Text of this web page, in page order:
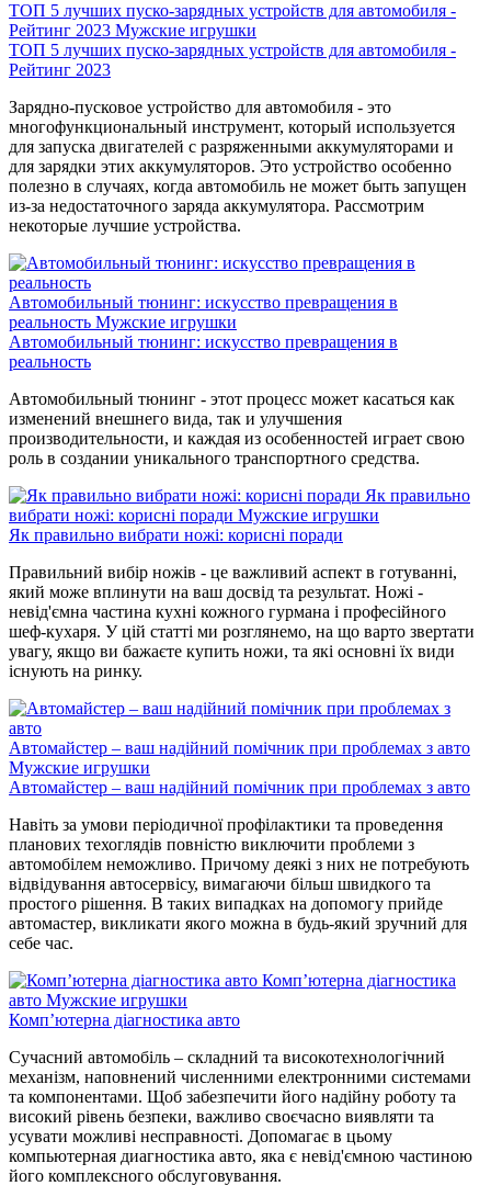
ТОП 5 лучших пуско-зарядных устройств для автомобиля -
Рейтинг 2023 Мужские игрушки
ТОП 5 лучших пуско-зарядных устройств для автомобиля -
Рейтинг 2023
Зарядно-пусковое устройство для автомобиля - это
многофункциональный инструмент, который используется
для запуска двигателей с разряженными аккумуляторами и
для зарядки этих аккумуляторов. Это устройство особенно
полезно в случаях, когда автомобиль не может быть запущен
из-за недостаточного заряда аккумулятора. Рассмотрим
некоторые лучшие устройства.
Автомобильный тюнинг: искусство превращения в
реальность Мужские игрушки
Автомобильный тюнинг: искусство превращения в
реальность
Автомобильный тюнинг - этот процесс может касаться как
изменений внешнего вида, так и улучшения
производительности, и каждая из особенностей играет свою
роль в создании уникального транспортного средства.
Як правильно
вибрати ножі: корисні поради Мужские игрушки
Як правильно вибрати ножі: корисні поради
Правильний вибір ножів - це важливий аспект в готуванні,
який може вплинути на ваш досвід та результат. Ножі -
невід'ємна частина кухні кожного гурмана і професійного
шеф-кухаря. У цій статті ми розглянемо, на що варто звертати
увагу, якщо ви бажаєте купить ножи, та які основні їх види
існують на ринку.
Автомайстер – ваш надійний помічник при проблемах з авто
Мужские игрушки
Автомайстер – ваш надійний помічник при проблемах з авто
Навіть за умови періодичної профілактики та проведення
планових техоглядів повністю виключити проблеми з
автомобілем неможливо. Причому деякі з них не потребують
відвідування автосервісу, вимагаючи більш швидкого та
простого рішення. В таких випадках на допомогу прийде
автомастер, викликати якого можна в будь-який зручний для
себе час.
Комп’ютерна діагностика
авто Мужские игрушки
Комп’ютерна діагностика авто
Сучасний автомобіль – складний та високотехнологічний
механізм, наповнений численними електронними системами
та компонентами. Щоб забезпечити його надійну роботу та
високий рівень безпеки, важливо своєчасно виявляти та
усувати можливі несправності. Допомагає в цьому
компьютерная диагностика авто, яка є невід'ємною частиною
його комплексного обслуговування.